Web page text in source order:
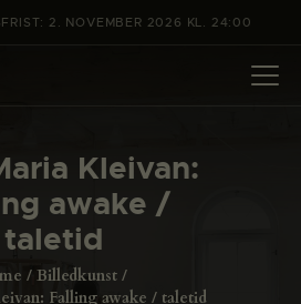
2. NOVEMBER 2026 KL. 24:00
Kleivan:
awake /
taletid
Billedkunst
Falling awake / taletid